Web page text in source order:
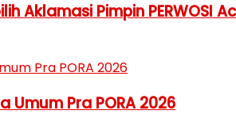
Aklamasi Pimpin PERWOSI
Pra PORA 2026